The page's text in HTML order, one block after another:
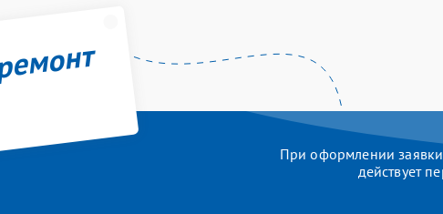
При оформлении заявки
действует